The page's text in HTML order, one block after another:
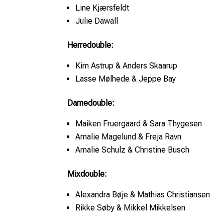
Line Kjærsfeldt
Julie Dawall
Herredouble:
Kim Astrup & Anders Skaarup
Lasse Mølhede & Jeppe Bay
Damedouble:
Maiken Fruergaard & Sara Thygesen
Amalie Magelund & Freja Ravn
Amalie Schulz & Christine Busch
Mixdouble:
Alexandra Bøje & Mathias Christiansen
Rikke Søby & Mikkel Mikkelsen